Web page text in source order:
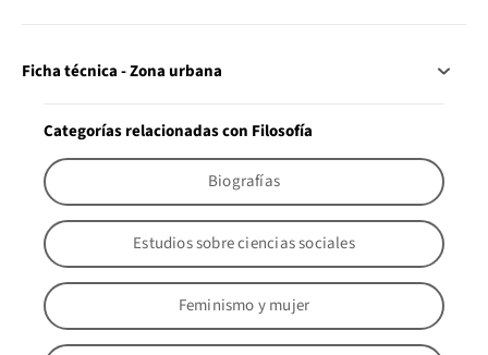
Ficha técnica - Zona urbana
Categorías relacionadas con Filosofía
Biografías
Estudios sobre ciencias sociales
Feminismo y mujer